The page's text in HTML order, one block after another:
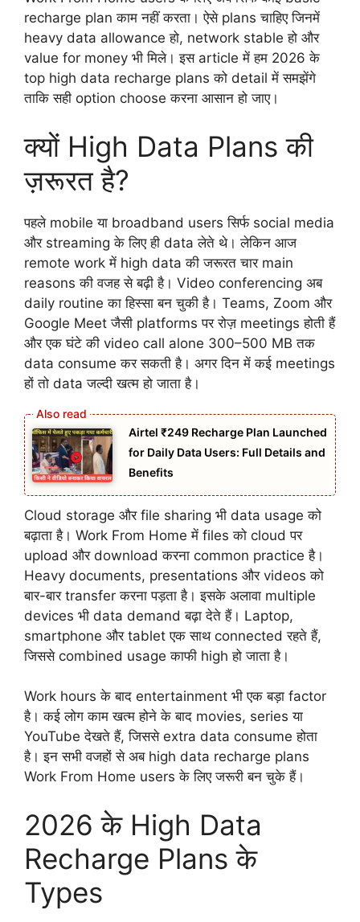
recharge plan काम नहीं करता। ऐसे plans चाहिए जिनमें
heavy data allowance हो, network stable हो और
value for money भी मिले। इस article में हम 2026 के
top high data recharge plans को detail में समझेंगे
ताकि सही option choose करना आसान हो जाए।
क्यों High Data Plans की
ज़रूरत है?
पहले mobile या broadband users सिर्फ social media
और streaming के लिए ही data लेते थे। लेकिन आज
remote work में high data की जरूरत चार main
reasons की वजह से बढ़ी है। Video conferencing अब
daily routine का हिस्सा बन चुकी है। Teams, Zoom और
Google Meet जैसी platforms पर रोज़ meetings होती हैं
और एक घंटे की video call alone 300–500 MB तक
data consume कर सकती है। अगर दिन में कई meetings
हों तो data जल्दी खत्म हो जाता है।
Airtel ₹249 Recharge Plan Launched
for Daily Data Users: Full Details and
Benefits
Cloud storage और file sharing भी data usage को
बढ़ाता है। Work From Home में files को cloud पर
upload और download करना common practice है।
Heavy documents, presentations और videos को
बार-बार transfer करना पड़ता है। इसके अलावा multiple
devices भी data demand बढ़ा देते हैं। Laptop,
smartphone और tablet एक साथ connected रहते हैं,
जिससे combined usage काफी high हो जाता है।
Work hours के बाद entertainment भी एक बड़ा factor
है। कई लोग काम खत्म होने के बाद movies, series या
YouTube देखते हैं, जिससे extra data consume होता
है। इन सभी वजहों से अब high data recharge plans
Work From Home users के लिए जरूरी बन चुके हैं।
2026 के High Data
Recharge Plans के
Types